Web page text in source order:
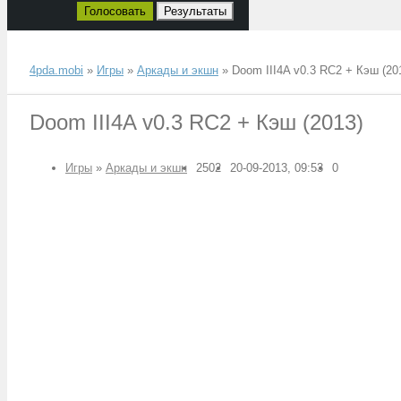
Голосовать Результаты
4pda.mobi » Игры » Аркады и экшн » Doom III4A v0.3 RC2 + Кэш
Doom III4A v0.3 RC2 + Кэш (2013)
Игры » Аркады и экшн 2502 20-09-2013, 09:53 0